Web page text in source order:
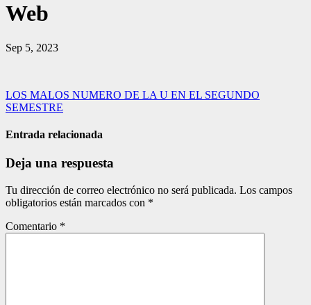
Web
Sep 5, 2023
Navegación
de
entradas
LOS MALOS NUMERO DE LA U EN EL SEGUNDO
SEMESTRE
Entrada relacionada
Deja una respuesta
Tu dirección de correo electrónico no será publicada. Los campos
obligatorios están marcados con *
Comentario *